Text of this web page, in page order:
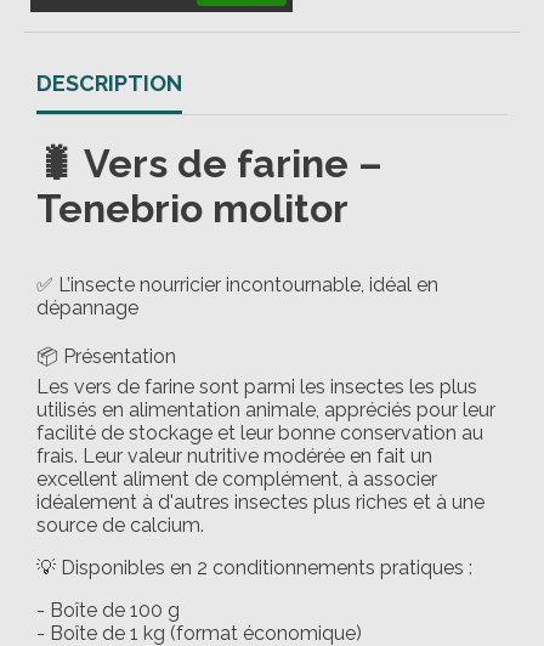
DESCRIPTION
🐛 Vers de farine –
Tenebrio molitor
✅ L’insecte nourricier incontournable, idéal en
dépannage
📦 Présentation
Les vers de farine sont parmi les insectes les plus
utilisés en alimentation animale, appréciés pour leur
facilité de stockage et leur bonne conservation au
frais. Leur valeur nutritive modérée en fait un
excellent aliment de complément, à associer
idéalement à d'autres insectes plus riches et à une
source de calcium.
💡 Disponibles en 2 conditionnements pratiques :
- Boîte de 100 g
- Boîte de 1 kg (format économique)